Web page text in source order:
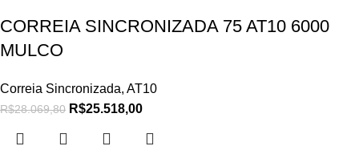
CORREIA SINCRONIZADA 75 AT10 6000
MULCO
Correia Sincronizada, AT10
R$28.069,80 R$25.518,00